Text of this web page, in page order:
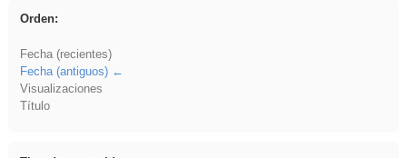
Orden:
Fecha (recientes)
Fecha (antiguos)
Visualizaciones
Título